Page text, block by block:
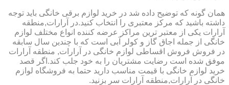
همان گونه که توضیح داده شد در خرید لوازم برقی خانگی باید توجه
داشته باشید که مرکز معتبری را انتخاب کنید.در آرارات,منطقه
آرارات یکی از معتبر ترین مراکز عرضه کننده انواع مختلف لوازم
خانگی از جمله اجاق گاز و کولر آبی است که با چندین سال سابقه
در فروش فروش اقساطی لوازم خانگی در آرارات, منطقه آرارات
موفق شده است رضایت مشتریان را به خود جلب کند.اگر قصد
خرید لوازم خانگی با قیمت مناسب دارید حتما به فروشگاه لوازم
خانگی در آرارات,منطقه آرارات سر بزنید.